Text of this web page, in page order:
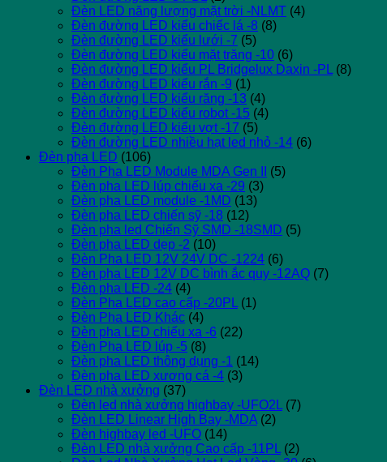
Đèn LED năng lượng mặt trời -NLMT (4)
Đèn đường LED kiểu chiếc lá -8 (8)
Đèn đường LED kiểu lưới -7 (5)
Đèn đường LED kiểu mặt trăng -10 (6)
Đèn đường LED kiểu PL Bridgelux Daxin -PL (8)
Đèn đường LED kiểu rắn -9 (1)
Đèn đường LED kiểu răng -13 (4)
Đèn đường LED kiểu robot -15 (4)
Đèn đường LED kiểu vợt -17 (5)
Đèn đường LED nhiều hạt led nhỏ -14 (6)
Đèn pha LED (106)
Đèn Pha LED Module MDA Gen II
(5)
Đèn pha LED lúp chiếu xa -29 (3)
Đèn pha LED module -1MD (13)
Đèn pha LED chiến sỹ -18 (12)
Đèn pha led Chiến Sỹ SMD -18SMD (5)
Đèn pha LED dẹp -2 (10)
Đèn Pha LED 12V 24V DC -1224 (6)
Đèn pha LED 12V DC bình ắc quy -12AQ (7)
Đèn pha LED -24 (4)
Đèn Pha LED cao cấp -20PL (1)
Đèn Pha LED Khác (4)
Đèn pha LED chiếu xa -6 (22)
Đèn Pha LED lúp -5 (8)
Đèn pha LED thông dụng -1 (14)
Đèn pha LED xương cá -4 (3)
Đèn LED nhà xưởng (37)
Đèn led nhà xưởng highbay -UFO2L (7)
Đèn LED Linear High Bay -MDA (2)
Đèn highbay led -UFO (14)
Đèn LED nhà xưởng Cao cấp -11PL (2)